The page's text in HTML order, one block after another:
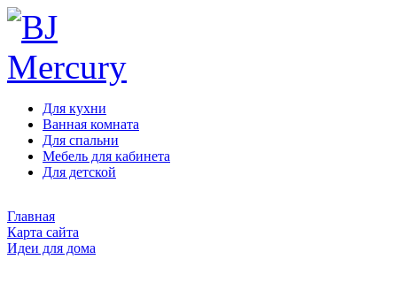
Для кухни
Ванная комната
Для спальни
Мебель для кабинета
Для детской
Главная
Карта сайта
Идеи для дома